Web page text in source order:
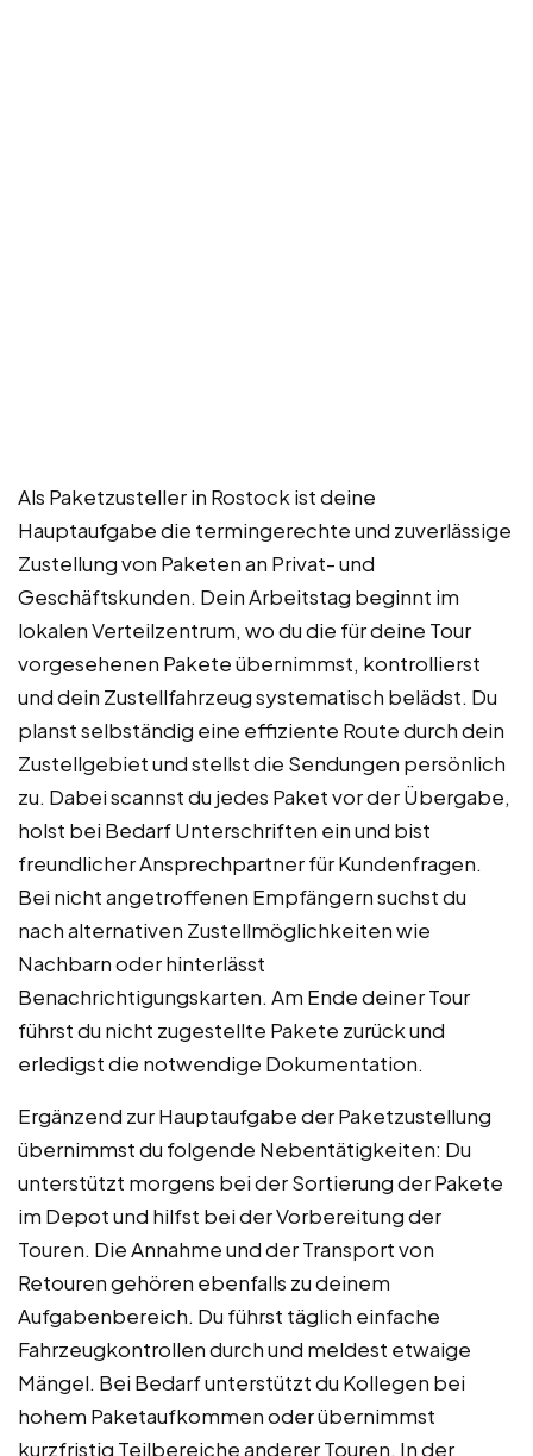
Als Paketzusteller in Rostock ist deine
Hauptaufgabe die termingerechte und zuverlässige
Zustellung von Paketen an Privat- und
Geschäftskunden. Dein Arbeitstag beginnt im
lokalen Verteilzentrum, wo du die für deine Tour
vorgesehenen Pakete übernimmst, kontrollierst
und dein Zustellfahrzeug systematisch belädst. Du
planst selbständig eine effiziente Route durch dein
Zustellgebiet und stellst die Sendungen persönlich
zu. Dabei scannst du jedes Paket vor der Übergabe,
holst bei Bedarf Unterschriften ein und bist
freundlicher Ansprechpartner für Kundenfragen.
Bei nicht angetroffenen Empfängern suchst du
nach alternativen Zustellmöglichkeiten wie
Nachbarn oder hinterlässt
Benachrichtigungskarten. Am Ende deiner Tour
führst du nicht zugestellte Pakete zurück und
erledigst die notwendige Dokumentation.
Ergänzend zur Hauptaufgabe der Paketzustellung
übernimmst du folgende Nebentätigkeiten: Du
unterstützt morgens bei der Sortierung der Pakete
im Depot und hilfst bei der Vorbereitung der
Touren. Die Annahme und der Transport von
Retouren gehören ebenfalls zu deinem
Aufgabenbereich. Du führst täglich einfache
Fahrzeugkontrollen durch und meldest etwaige
Mängel. Bei Bedarf unterstützt du Kollegen bei
hohem Paketaufkommen oder übernimmst
kurzfristig Teilbereiche anderer Touren. In der